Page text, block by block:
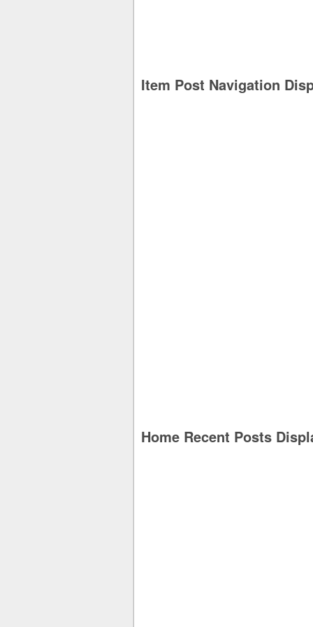
Item Post Navigation
Home Recent Posts